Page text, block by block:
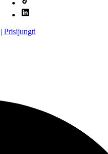
| Prisijungti